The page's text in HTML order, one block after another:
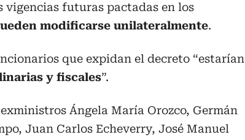
vigencias futuras pactadas en los
modificarse unilateralmente.
que expidan el decreto “estarían
y fiscales”.
Ángela María Orozco, Germán
Juan Carlos Echeverry, José Manuel